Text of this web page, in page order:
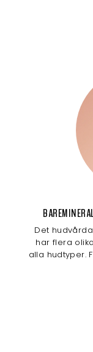
Det
har flera
alla hudtyper.